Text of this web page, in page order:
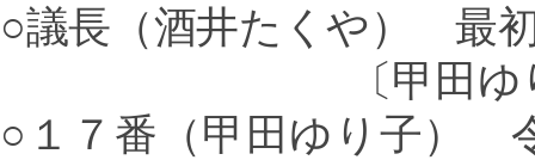
○議長（酒井たくや） 最
〔甲田
○１７番（甲田ゆり子）